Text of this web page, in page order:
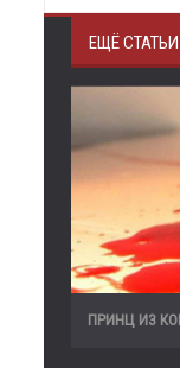
ЕЩЁ
ПРИНЦ ИЗ